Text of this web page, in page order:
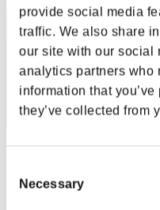
provide social media
traffic. We also share
our site with our social
analytics partners who
information that
they’ve collected from
Selection
Necessary
SultanMoria
スコア:30階層/38'54"17